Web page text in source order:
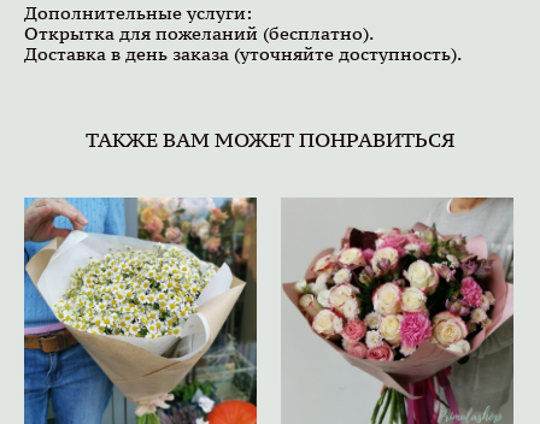
Дополнительные услуги:
Открытка для пожеланий (бесплатно).
Доставка в день заказа (уточняйте доступность).
ТАКЖЕ ВАМ МОЖЕТ ПОНРАВИТЬСЯ